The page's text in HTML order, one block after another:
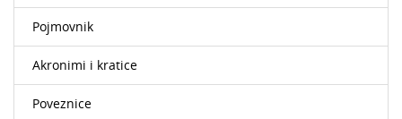
Pojmovnik
Akronimi i kratice
Poveznice